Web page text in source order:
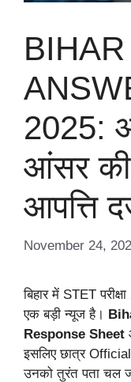
2025:
आंसर
आपत्ति
November 24,
बिहार में STET
एक बड़ी न्यूज है।
Response Sheet
इसलिए छात्र
उनको तुरंत पता चल